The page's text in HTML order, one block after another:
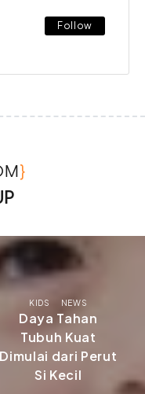
Follow
}
KIDS NEWS
Daya Tahan
Tubuh Kuat
Dimulai dari Perut
Si Kecil